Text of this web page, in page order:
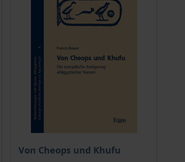
Von Cheops und Khufu
Der Preis dieses Titels richtet sich nach